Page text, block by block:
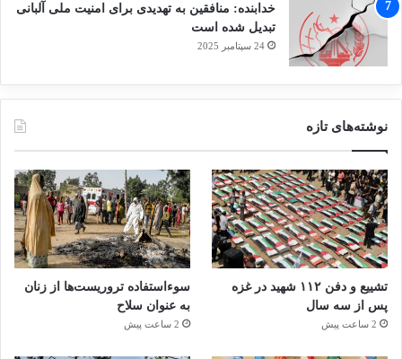
خدابنده: منافقین به تهدیدی برای امنیت ملی آلبانی
تبدیل شده است
24 سپتامبر 2025
نوشته‌های تازه
تشییع و دفن ۱۱۲ شهید در غزه
پس از سه سال
2 ساعت پیش
سوءاستفاده تروریست‌ها از زنان
به عنوان سلاح
2 ساعت پیش